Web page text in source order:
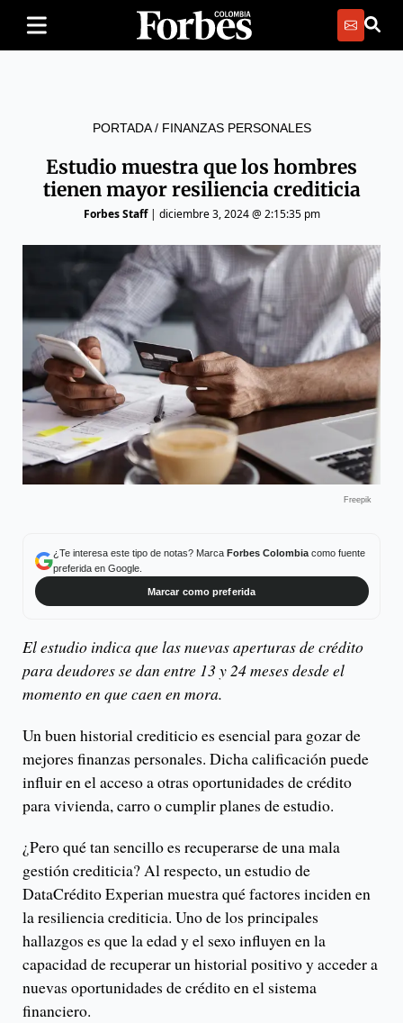
PORTADA/ FINANZAS PERSONALES
Estudio muestra que los hombres
tienen mayor resiliencia crediticia
Forbes Staff| diciembre 3, 2024 @ 2:15:35 pm
Freepik
¿Te interesa este tipo de notas? Marca Forbes Colombiacomo fuente
preferida en Google.
Marcar como preferida
El estudio indica que las nuevas aperturas de crédito
para deudores se dan entre 13 y 24 meses desde el
momento en que caen en mora.
Un buen historial crediticio es esencial para gozar de
mejores finanzas personales. Dicha calificación puede
influir en el acceso a otras oportunidades de crédito
para vivienda, carro o cumplir planes de estudio.
¿Pero qué tan sencillo es recuperarse de una mala
gestión crediticia? Al respecto, un estudio de
DataCrédito Experian muestra qué factores inciden en
la resiliencia crediticia. Uno de los principales
hallazgos es que la edad y el sexo influyen en la
capacidad de recuperar un historial positivo y acceder a
nuevas oportunidades de crédito en el sistema
financiero.